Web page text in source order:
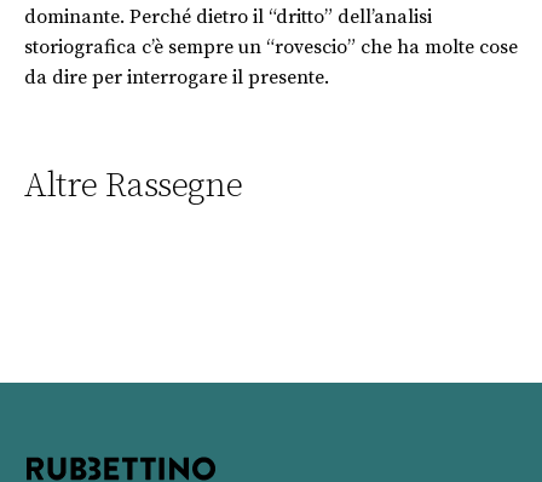
dominante. Perché dietro il “dritto” dell’analisi
storiografica c’è sempre un “rovescio” che ha molte cose
da dire per interrogare il presente.
Altre Rassegne